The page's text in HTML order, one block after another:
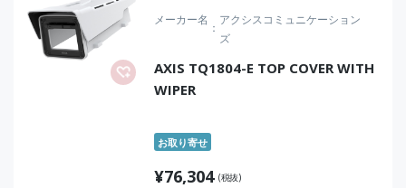
メーカー名
アクシスコミュニケーション
ズ
AXIS TQ1804-E TOP COVER WITH
WIPER
お取り寄せ
¥76,304 (税抜)